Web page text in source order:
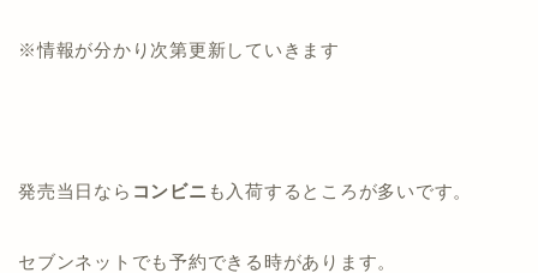
※情報が分かり次第更新していきます
発売当日なら コンビニ も入荷するところが多いです。
セブンネットでも予約できる時があります。